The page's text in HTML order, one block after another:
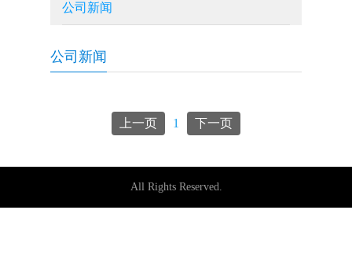
公司新闻
公司新闻
上一页 1 下一页
All Rights Reserved.